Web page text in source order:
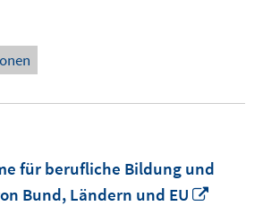
für berufliche Bildung und
Bund, Ländern und EU